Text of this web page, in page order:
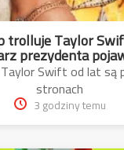
trolluje Taylor
prezydenta
Swift od lat są
stronach
3 godziny temu